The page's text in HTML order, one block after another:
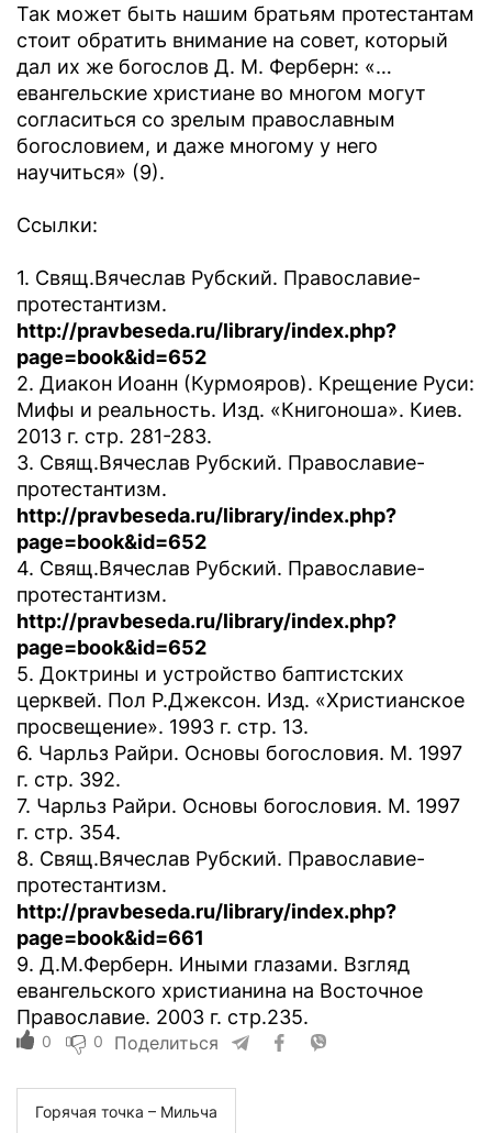
Так может быть нашим братьям протестантам
стоит обратить внимание на совет, который
дал их же богослов Д. М. Ферберн: «…
евангельские христиане во многом могут
согласиться со зрелым православным
богословием, и даже многому у него
научиться» (9).
Ссылки:
1. Свящ.Вячеслав Рубский. Православие-
протестантизм.
http://pravbeseda.ru/library/index.php?
page=book&id=652
2. Диакон Иоанн (Курмояров). Крещение Руси:
Мифы и реальность. Изд. «Книгоноша». Киев.
2013 г. стр. 281-283.
3. Свящ.Вячеслав Рубский. Православие-
протестантизм.
http://pravbeseda.ru/library/index.php?
page=book&id=652
4. Свящ.Вячеслав Рубский. Православие-
протестантизм.
http://pravbeseda.ru/library/index.php?
page=book&id=652
5. Доктрины и устройство баптистских
церквей. Пол Р.Джексон. Изд. «Христианское
просвещение». 1993 г. стр. 13.
6. Чарльз Райри. Основы богословия. М. 1997
г. стр. 392.
7. Чарльз Райри. Основы богословия. М. 1997
г. стр. 354.
8. Свящ.Вячеслав Рубский. Православие-
протестантизм.
http://pravbeseda.ru/library/index.php?
page=book&id=661
9. Д.М.Ферберн. Иными глазами. Взгляд
евангельского христианина на Восточное
Православие. 2003 г. стр.235.
0 0 Поделиться
Горячая точка – Мильча